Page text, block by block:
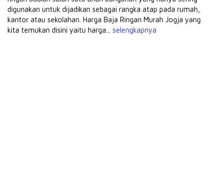
digunakan untuk dijadikan sebagai rangka atap pada rumah,
kantor atau sekolahan. Harga Baja Ringan Murah Jogja yang
kita temukan disini yaitu harga... selengkapnya